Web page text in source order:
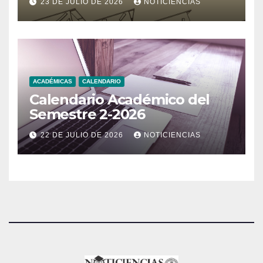
ACADÉMICAS CALENDARIO
Calendario Académico del
Semestre 2-2026
22 DE JULIO DE 2026 NOTICIENCIAS